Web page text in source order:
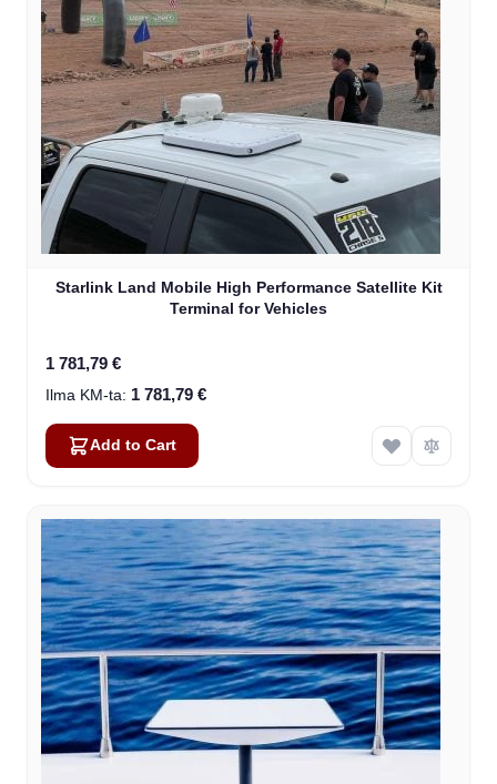
Starlink Land Mobile High Performance Satellite Kit
Terminal for Vehicles
1 781,79 €
1 781,79 €
Add to Cart